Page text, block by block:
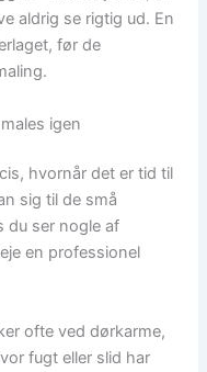
aldrig se rigtig ud. En
før de
igen
hvornår det er tid til
sig til de små
du ser nogle af
en professionel
ofte ved dørkarme,
fugt eller slid har